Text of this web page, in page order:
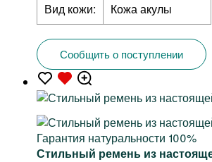
Вид кожи:
Кожа акулы
Сообщить о поступлении
Гарантия натуральности 100%
Стильный ремень из